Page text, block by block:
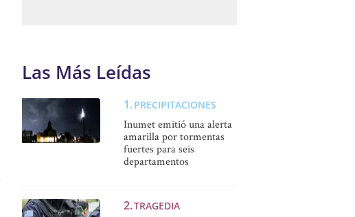
Las Más Leídas
PRECIPITACIONES
Inumet emitió una alerta
amarilla por tormentas
fuertes para seis
departamentos
TRAGEDIA